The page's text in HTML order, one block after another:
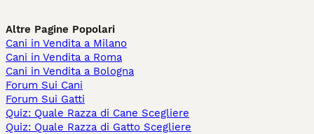
Altre Pagine Popolari
Cani in Vendita a Milano
Cani in Vendita a Roma
Cani in Vendita a Bologna
Forum Sui Cani
Forum Sui Gatti
Quiz: Quale Razza di Cane Scegliere
Quiz: Quale Razza di Gatto Scegliere